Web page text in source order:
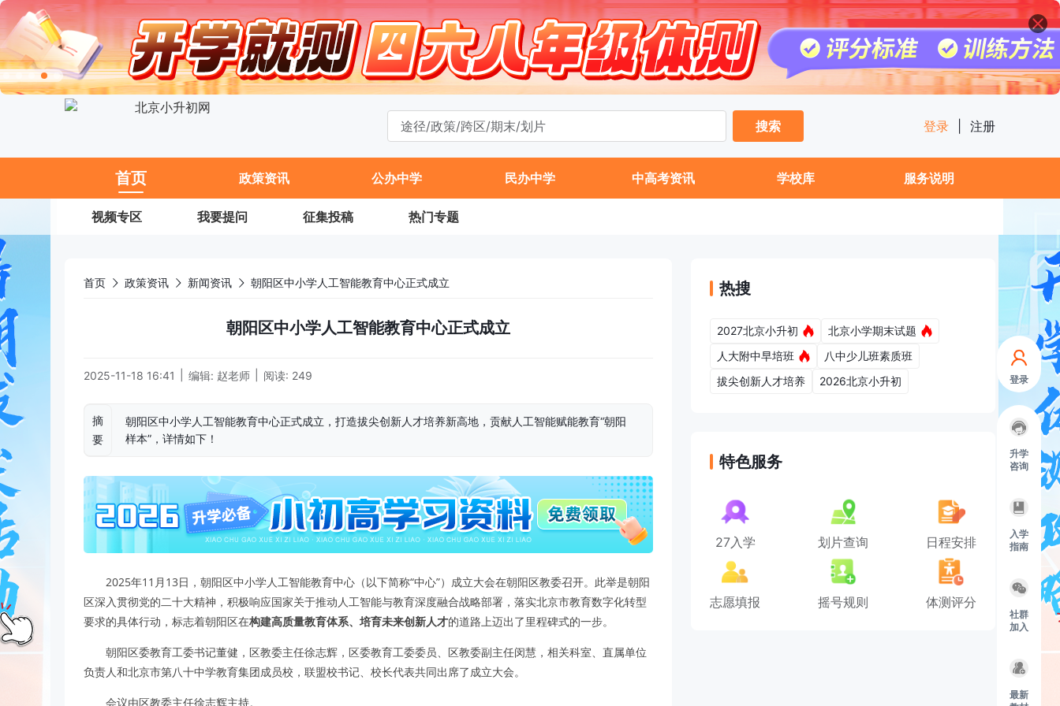
登录
升学
咨询
入学
指南
社群
加入
最新
搜索
登录 注册
首页 政策资讯 公办中学 民办中学 中高考资讯 学校库 服务说明
视频专区 我要提问 征集投稿 热门专题
首页 政策资讯 新闻资讯 朝阳区中小学人工智能教育中心正式成立
朝阳区中小学人工智能教育中心正式成立
2025-11-18 16:41 编辑: 赵老师 阅读: 249
摘
要
朝阳区中小学人工智能教育中心正式成立，打造拔尖创新人才培养新高地，贡献人工智能赋能教育“朝阳
样本”，详情如下！
2025年11月13日，朝阳区中小学人工智能教育中心（以下简称“中心”）成立大会在朝阳区教委召开。此举是朝阳
区深入贯彻党的二十大精神，积极响应国家关于推动人工智能与教育深度融合战略部署，落实北京市教育数字化转型
要求的具体行动，标志着朝阳区在构建高质量教育体系、培育未来创新人才的道路上迈出了里程碑式的一步。
朝阳区委教育工委书记董健，区教委主任徐志辉，区委教育工委委员、区教委副主任闵慧，相关科室、直属单位
负责人和北京市第八十中学教育集团成员校，联盟校书记、校长代表共同出席了成立大会。
会议由区教委主任徐志辉主持。
热搜
2027北京小升初
北京小学期末试题
人大附中早培班
八中少儿班素质班
拔尖创新人才培养
2026北京小升初
特色服务
27入学 划片查询 日程安排
志愿填报 摇号规则 体测评分